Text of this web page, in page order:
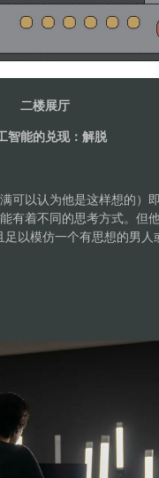
二楼展厅
智能的兑现：解脱
可以认为他是这样想的）
着不同的思考方式。但
以模仿一个有思想的男人